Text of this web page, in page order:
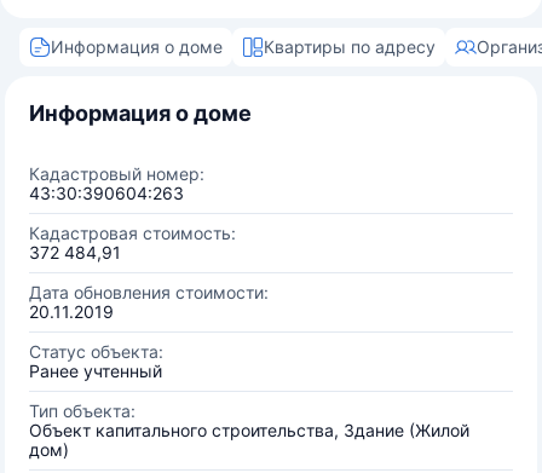
Информация о доме Квартиры по адресу
Информация о доме
Кадастровый номер:
43:30:390604:263
Кадастровая стоимость:
372 484,91
Дата обновления стоимости:
20.11.2019
Статус объекта:
Ранее учтенный
Тип объекта:
Объект капитального строительства, Здание (Жилой
дом)